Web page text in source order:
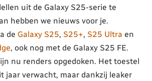
uit de Galaxy S25-serie te
hebben we nieuws voor je.
de Galaxy S25, S25+, S25 Ultra en
, ook nog met de Galaxy S25 FE.
nu renders opgedoken. Het toestel
jaar verwacht, maar dankzij leaker